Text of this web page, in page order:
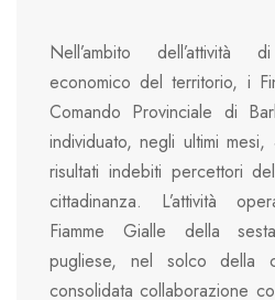
Nell’ambito dell’attività
economico del territorio, i
Comando Provinciale di
individuato, negli ultimi
risultati indebiti percettori
cittadinanza. L’attività
Fiamme Gialle della
pugliese, nel solco della
consolidata collaborazione